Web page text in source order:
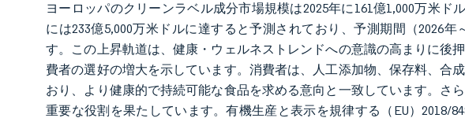
ヨーロッパのクリーンラベル成分市場規模は2025年に161億1,000万米ド
には233億5,000万米ドルに達すると予測されており、予測期間（2026
す。この上昇軌道は、健康・ウェルネストレンドへの意識の高まりに後
費者の選好の増大を示しています。消費者は、人工添加物、保存料、合
おり、より健康的で持続可能な食品を求める意向と一致しています。さ
重要な役割を果たしています。有機生産と表示を規律する（EU）2018/